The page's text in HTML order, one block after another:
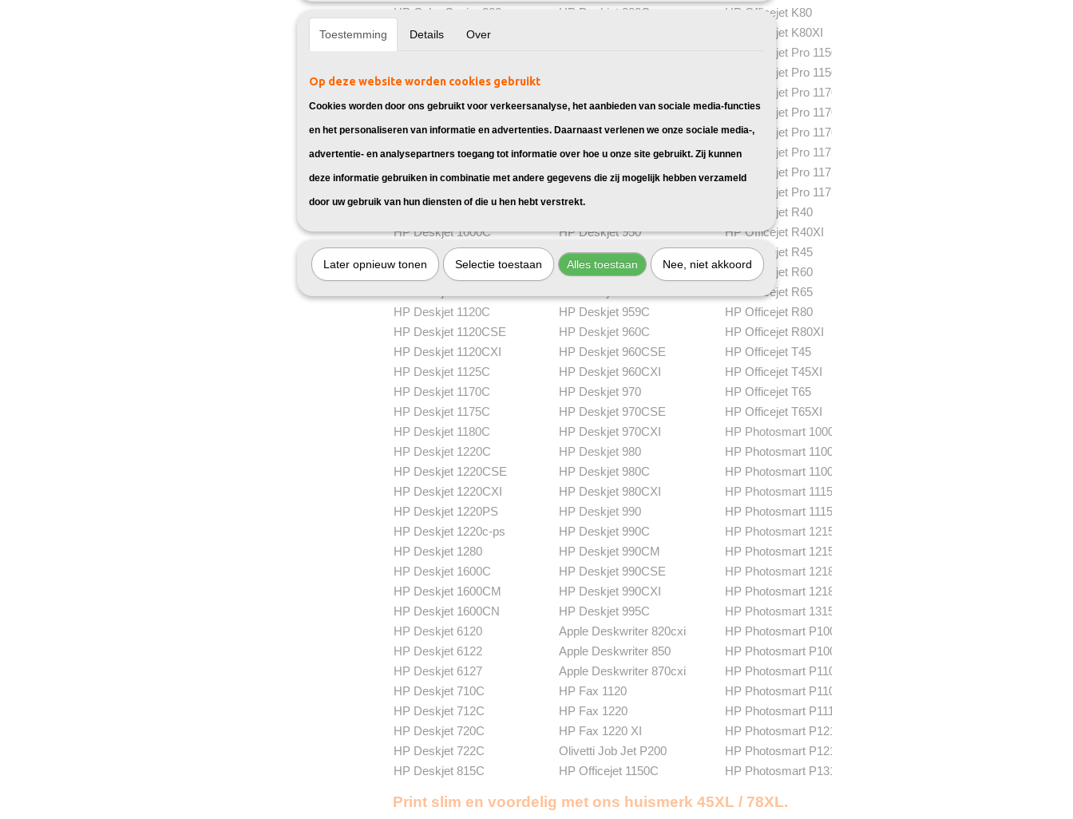
HP Color Copier 280
HP Color Copier 290
HP Designjet 750C
HP Designjet 750C +
HP Designjet 750c plus
HP Designjet 755C
HP Deskjet 1000C
HP Deskjet 1000CSE
HP Deskjet 1000CXI
HP Deskjet 1120C
HP Deskjet 1120CSE
HP Deskjet 1120CXI
HP Deskjet 1125C
HP Deskjet 1170C
HP Deskjet 1175C
HP Deskjet 1180C
HP Deskjet 1220C
HP Deskjet 1220CSE
HP Deskjet 1220CXI
HP Deskjet 1220PS
HP Deskjet 1220c-ps
HP Deskjet 1280
HP Deskjet 1600C
HP Deskjet 1600CM
HP Deskjet 1600CN
HP Deskjet 6120
HP Deskjet 6122
HP Deskjet 6127
HP Deskjet 710C
HP Deskjet 712C
HP Deskjet 720C
HP Deskjet 722C
HP Deskjet 815C
HP Deskjet 882C
HP Deskjet 895CXI
HP Deskjet 930
HP Deskjet 930C
HP Deskjet 930CM
HP Deskjet 950
HP Deskjet 950C
HP Deskjet 952C
HP Deskjet 959C
HP Deskjet 960C
HP Deskjet 960CSE
HP Deskjet 960CXI
HP Deskjet 970
HP Deskjet 970CSE
HP Deskjet 970CXI
HP Deskjet 980
HP Deskjet 980C
HP Deskjet 980CXI
HP Deskjet 990
HP Deskjet 990C
HP Deskjet 990CM
HP Deskjet 990CSE
HP Deskjet 990CXI
HP Deskjet 995C
Apple Deskwriter 820cxi
Apple Deskwriter 850
Apple Deskwriter 870cxi
HP Fax 1120
HP Fax 1220
HP Fax 1220 XI
Olivetti Job Jet P200
HP Officejet 1150C
HP Officejet K80
HP Officejet K80XI
HP Officejet Pro 1150C
HP Officejet Pro 1150CSE
HP Officejet Pro 1170C
HP Officejet Pro 1170CSE
HP Officejet Pro 1170CXI
HP Officejet Pro 1175C
HP Officejet Pro 1175CSE
HP Officejet Pro 1175CXI
HP Officejet R40
HP Officejet R40XI
HP Officejet R45
HP Officejet R60
HP Officejet R65
HP Officejet R80
HP Officejet R80XI
HP Officejet T45
HP Officejet T45XI
HP Officejet T65
HP Officejet T65XI
HP Photosmart 1000
HP Photosmart 1100
HP Photosmart 1100XI
HP Photosmart 1115
HP Photosmart 1115CVR
HP Photosmart 1215
HP Photosmart 1215VM
HP Photosmart 1218
HP Photosmart 1218XI
HP Photosmart 1315
HP Photosmart P1000
HP Photosmart P1000XI
HP Photosmart P1100
HP Photosmart P1100XI
HP Photosmart P1115
HP Photosmart P1215
HP Photosmart P1218
HP Photosmart P1315
Print slim en voordelig met ons huismerk 45XL / 78XL.
Toestemming Details Over
Op deze website worden cookies gebruikt
Cookies worden door ons gebruikt voor verkeersanalyse, het aanbieden van sociale media-functies
en het personaliseren van informatie en advertenties. Daarnaast verlenen we onze sociale media-,
advertentie- en analysepartners toegang tot informatie over hoe u onze site gebruikt. Zij kunnen
deze informatie gebruiken in combinatie met andere gegevens die zij mogelijk hebben verzameld
door uw gebruik van hun diensten of die u hen hebt verstrekt.
Later opnieuw tonen Selectie toestaan Alles toestaan Nee, niet akkoord